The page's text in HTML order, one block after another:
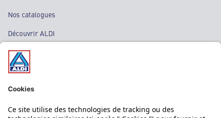
Nos catalogues
Découvrir ALDI
Nos bons plans
Nos rayons
Nos marques
Nos astuces